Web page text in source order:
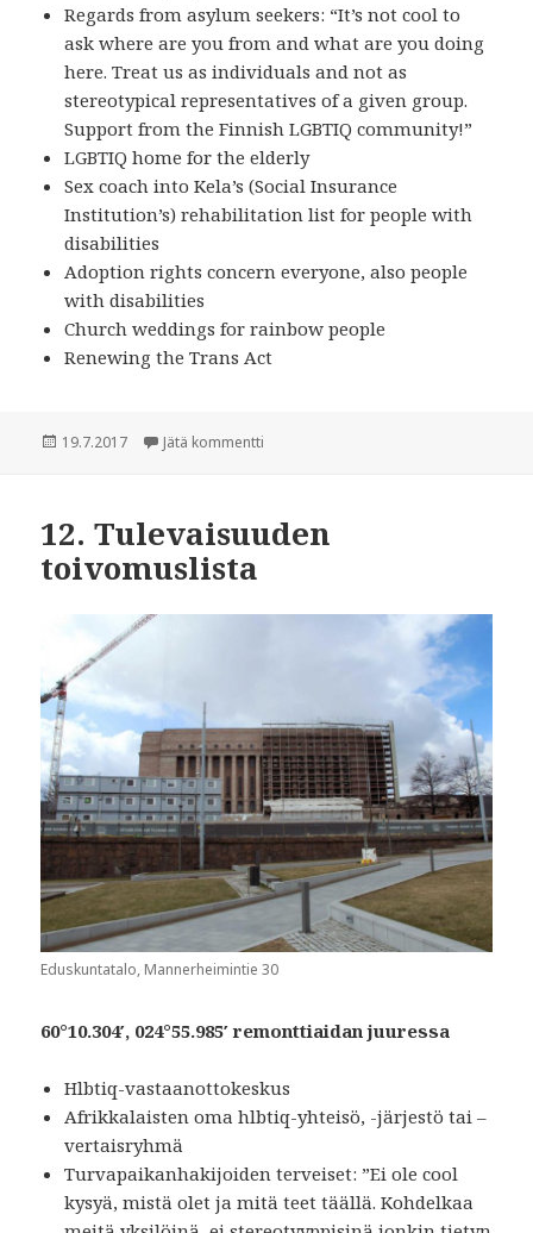
Regards from asylum seekers: “It’s not cool to
ask where are you from and what are you doing
here. Treat us as individuals and not as
stereotypical representatives of a given group.
Support from the Finnish LGBTIQ community!”
LGBTIQ home for the elderly
Sex coach into Kela’s (Social Insurance
Institution’s) rehabilitation list for people with
disabilities
Adoption rights concern everyone, also people
with disabilities
Church weddings for rainbow people
Renewing the Trans Act
Julkaistu
19.7.2017 Jätä kommentti
12. Tulevaisuuden
toivomuslista
Eduskuntatalo, Mannerheimintie 30
60°10.304′, 024°55.985′ remonttiaidan juuressa
Hlbtiq-vastaanottokeskus
Afrikkalaisten oma hlbtiq-yhteisö, -järjestö tai –
vertaisryhmä
Turvapaikanhakijoiden terveiset: ”Ei ole cool
kysyä, mistä olet ja mitä teet täällä. Kohdelkaa